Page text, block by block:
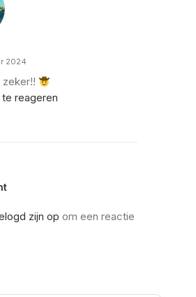
2024
zeker!!
reageren
zijn op om een reactie